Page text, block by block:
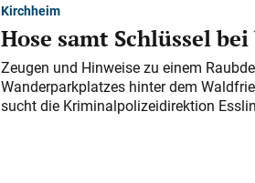
Kirchheim
Hose samt Schlüssel
Zeugen und Hinweise zu einem
Wanderparkplatzes hinter dem
sucht die Kriminalpolizeidirektion